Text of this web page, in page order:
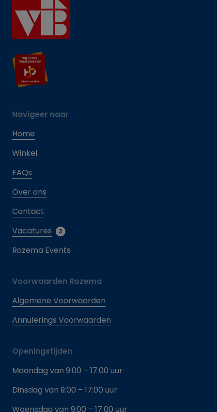
Navigeer naar
Home
Winkel
FAQs
Over ons
Contact
Vacatures
3
Rozema Events
Voorwaarden Rozema
Algemene Voorwaarden
Annulerings Voorwaarden
Openingstijden
Maandag van 9:00 – 17:00 uur
Dinsdag van 9:00 – 17:00 uur
Woensdag van 9:00 – 17:00 uur